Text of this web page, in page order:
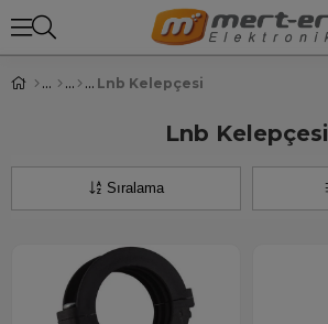
Lnb Kelepçesi
Lnb Kelepçesi
Sıralama